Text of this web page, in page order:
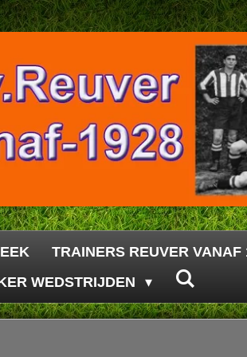
TRAINERS REUVER
WEDSTRIJDEN